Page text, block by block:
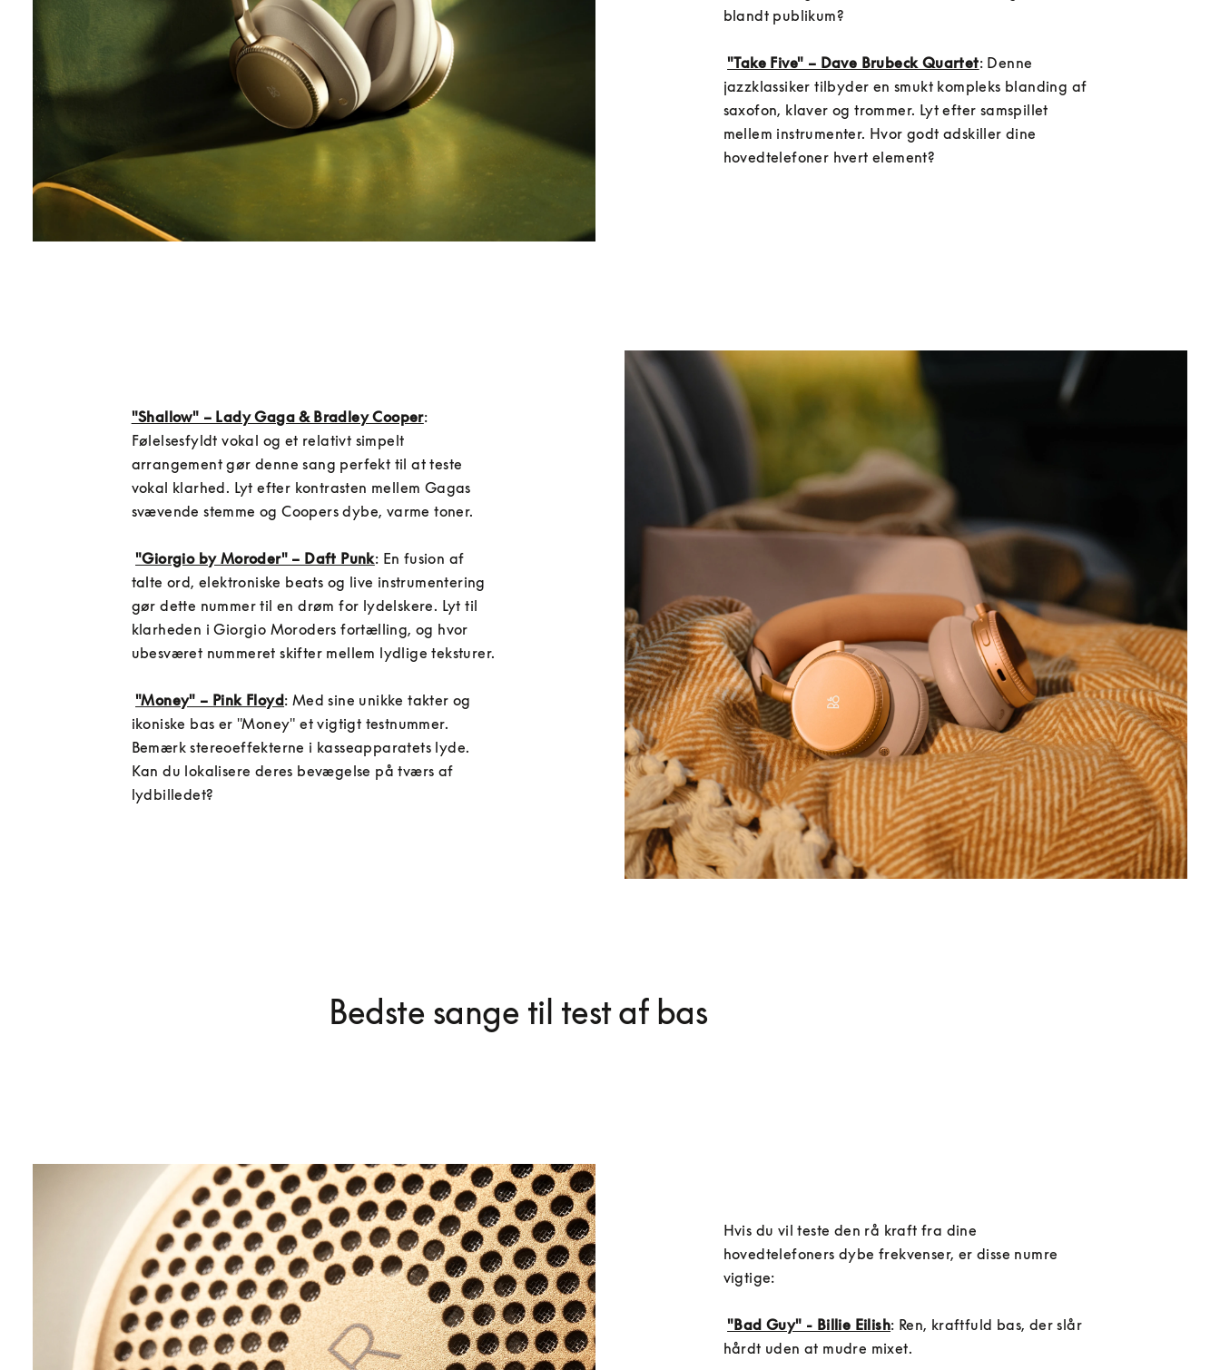
blandt publikum?
"Take Five" – Dave Brubeck Quartet: Denne
jazzklassiker tilbyder en smukt kompleks blanding af
saxofon, klaver og trommer. Lyt efter samspillet
mellem instrumenter. Hvor godt adskiller dine
hovedtelefoner hvert element?
"Shallow" – Lady Gaga & Bradley Cooper:
Følelsesfyldt vokal og et relativt simpelt
arrangement gør denne sang perfekt til at teste
vokal klarhed. Lyt efter kontrasten mellem Gagas
svævende stemme og Coopers dybe, varme toner.
"Giorgio by Moroder" – Daft Punk: En fusion af
talte ord, elektroniske beats og live instrumentering
gør dette nummer til en drøm for lydelskere. Lyt til
klarheden i Giorgio Moroders fortælling, og hvor
ubesværet nummeret skifter mellem lydlige teksturer.
"Money" – Pink Floyd: Med sine unikke takter og
ikoniske bas er "Money" et vigtigt testnummer.
Bemærk stereoeffekterne i kasseapparatets lyde.
Kan du lokalisere deres bevægelse på tværs af
lydbilledet?
Bedste sange til test af bas
Hvis du vil teste den rå kraft fra dine
hovedtelefoners dybe frekvenser, er disse numre
vigtige:
"Bad Guy" - Billie Eilish: Ren, kraftfuld bas, der slår
hårdt uden at mudre mixet.